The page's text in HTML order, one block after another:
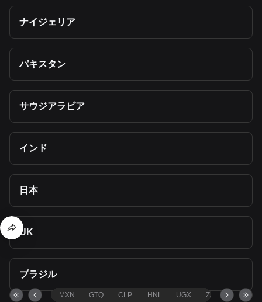
ナイジェリア
パキスタン
サウジアラビア
インド
日本
UK
ブラジル
MXN GTQ CLP HNL UGX ZAR TND